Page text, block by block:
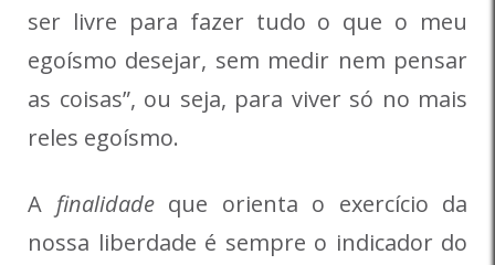
ser livre para fazer tudo o que o meu
egoísmo desejar, sem medir nem pensar
as coisas”, ou seja, para viver só no mais
reles egoísmo.
A finalidadeque orienta o exercício da
nossa liberdade é sempre o indicador do